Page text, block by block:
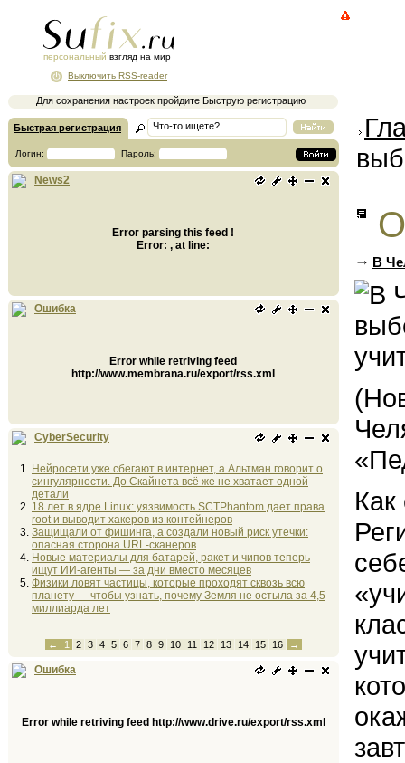
персональный взгляд на мир
Для сохранения настроек пройдите Быструю регистрацию
Выключить RSS-reader
Быстрая регистрация
Логин: Пароль:
News2
Error parsing this feed !
Error: , at line:
Ошибка
Error while retriving feed
http://www.membrana.ru/export/rss.xml
CyberSecurity
Нейросети уже сбегают в интернет, а Альтман говорит о
сингулярности. До Скайнета всё же не хватает одной
детали
18 лет в ядре Linux: уязвимость SCTPhantom дает права
root и выводит хакеров из контейнеров
Защищали от фишинга, а создали новый риск утечки:
опасная сторона URL-сканеров
Новые материалы для батарей, ракет и чипов теперь
ищут ИИ-агенты — за дни вместо месяцев
Физики ловят частицы, которые проходят сквозь всю
планету — чтобы узнать, почему Земля не остыла за 4,5
миллиарда лет
← 1 2 3 4 5 6 7 8 9 10 11 12 13 14 15 16 →
Ошибка
Error while retriving feed http://www.drive.ru/export/rss.xml
В